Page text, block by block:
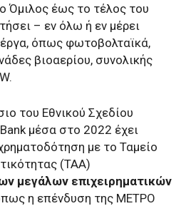
Όμιλος έως το τέλος του
– εν όλω ή εν μέρει
όπως φωτοβολταϊκά,
βιοαερίου, συνολικής
του Εθνικού Σχεδίου
μέσα στο 2022 έχει
με το Ταμείο
(ΤΑΑ)
μεγάλων επιχειρηματικών
η επένδυση της ΜΕΤΡΟ